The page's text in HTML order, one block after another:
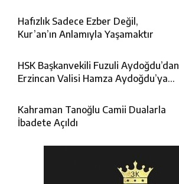
Hafızlık Sadece Ezber Değil,
Kur’an’ın Anlamıyla Yaşamaktır
HSK Başkanvekili Fuzuli Aydoğdu’dan
Erzincan Valisi Hamza Aydoğdu’ya
Kahraman Tanoğlu Camii Dualarla
İbadete Açıldı